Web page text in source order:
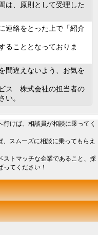
は、原則として受理した
連絡をとった上で「紹介
ることとなっておりま
間違えないよう、お気を
ス 株式会社の担当者の
い。
けば、相談員が相談に乗ってく
スムーズに相談に乗ってもらえ
トマッチな企業であること、採
てください！